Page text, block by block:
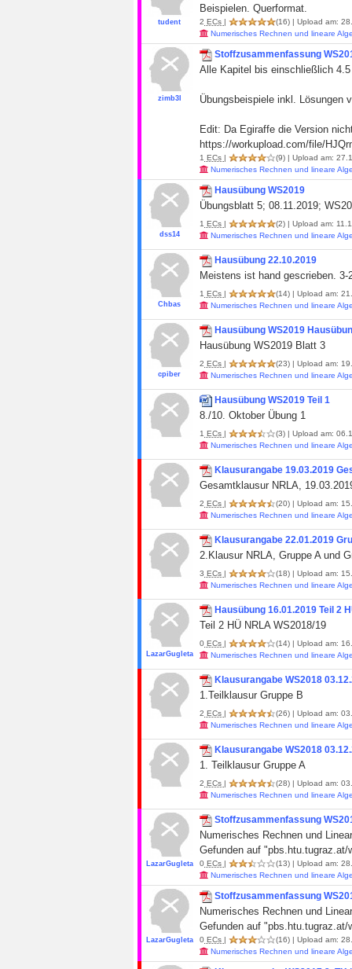
tudent
Beispielen. Querformat.
2 ECs | (16) | Upload am:
Numerisches Rechnen und lineare
zimb3l
Stoffzusammenfassung
Alle Kapitel bis einschließlich
Übungsbeispiele inkl. Lösungen
Edit: Da Egiraffe die Version
https://workupload.com/file/
1 ECs | (9) | Upload am:
Numerisches Rechnen und lineare
dss14
Hausübung WS2019
Übungsblatt 5; 08.11.2019;
1 ECs | (2) | Upload am:
Numerisches Rechnen und lineare
Chbas
Hausübung 22.10.2019
Meistens ist hand gescrieben.
1 ECs | (14) | Upload am:
Numerisches Rechnen und lineare
cpiber
Hausübung WS2019
Hausübung WS2019 Blatt 3
2 ECs | (23) | Upload am:
Numerisches Rechnen und lineare
Hausübung WS2019 Teil 1
8./10. Oktober Übung 1
1 ECs | (3) | Upload am:
Numerisches Rechnen und lineare
Klausurangabe 19.03.2019
Gesamtklausur NRLA,
2 ECs | (20) | Upload am:
Numerisches Rechnen und lineare
Klausurangabe 22.01.2019
2.Klausur NRLA, Gruppe A und
3 ECs | (18) | Upload am:
Numerisches Rechnen und lineare
LazarGugleta
Hausübung 16.01.2019 Teil 2
Teil 2 HÜ NRLA WS2018/19
0 ECs | (14) | Upload am:
Numerisches Rechnen und lineare
Klausurangabe WS2018
1.Teilklausur Gruppe B
2 ECs | (26) | Upload am:
Numerisches Rechnen und lineare
Klausurangabe WS2018
1. Teilklausur Gruppe A
2 ECs | (28) | Upload am:
Numerisches Rechnen und lineare
LazarGugleta
Stoffzusammenfassung
Numerisches Rechnen und
Gefunden auf "pbs.htu.tugraz.at/
0 ECs | (13) | Upload am:
Numerisches Rechnen und lineare
LazarGugleta
Stoffzusammenfassung
Numerisches Rechnen und
Gefunden auf "pbs.htu.tugraz.at/
0 ECs | (16) | Upload am:
Numerisches Rechnen und lineare